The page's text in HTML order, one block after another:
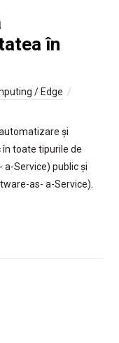
în
/ Edge
și
toate tipurile de
a-Service) public și
as- a-Service).